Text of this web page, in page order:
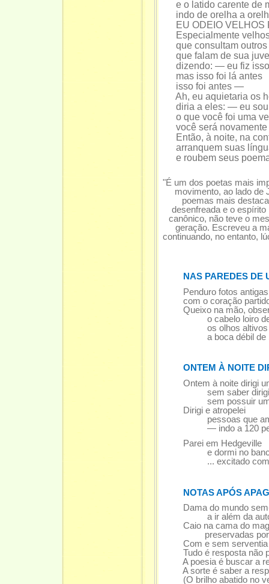
e o latido carente de
indo de orelha a
EU ODEIO VELHOS
Especialmente velhos
que consultam outros
que falam de sua
dizendo: — eu fiz isso
mas isso foi lá antes
isso foi antes —
Ah, eu aquietaria os
diria a eles: — eu sou
o que você foi uma
você será
Então, à noite, na
arranquem suas
e roubem seus
"É um dos poetas mais
movimento, ao lado de
poemas mais
desenfreada e o
canônico, não teve o
geração. Escreveu a
continuando, no entanto,
NAS PAREDES DE
Penduro fotos
com o coração partido
Queixo na mão,
o cabelo loiro de
os olhos altivos
a boca débil de
ONTEM À NOITE
Ontem à noite dirigi
sem saber
sem possuir um
Dirigi e atropelei
pessoas que
— indo a 120 pela
Parei em Hedgeville
e dormi no banco
... excitado com
NOTAS APÓS
Dama do mundo
a ir além da
Caio na cama do
preservadas por
Com e sem serventia
Tudo é resposta não
A poesia é buscar a
A sorte é saber a
(O brilho abatido no